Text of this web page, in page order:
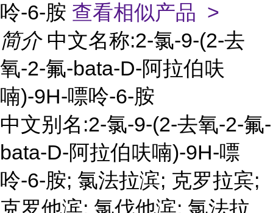
呤-6-胺 查看相似产品 >
简介 中文名称:2-氯-9-(2-去
氧-2-氟-bata-D-阿拉伯呋
喃)-9H-嘌呤-6-胺
中文别名:2-氯-9-(2-去氧-2-氟-
bata-D-阿拉伯呋喃)-9H-嘌
呤-6-胺; 氯法拉滨; 克罗拉宾;
克罗他滨; 氯伐他滨; 氯法拉